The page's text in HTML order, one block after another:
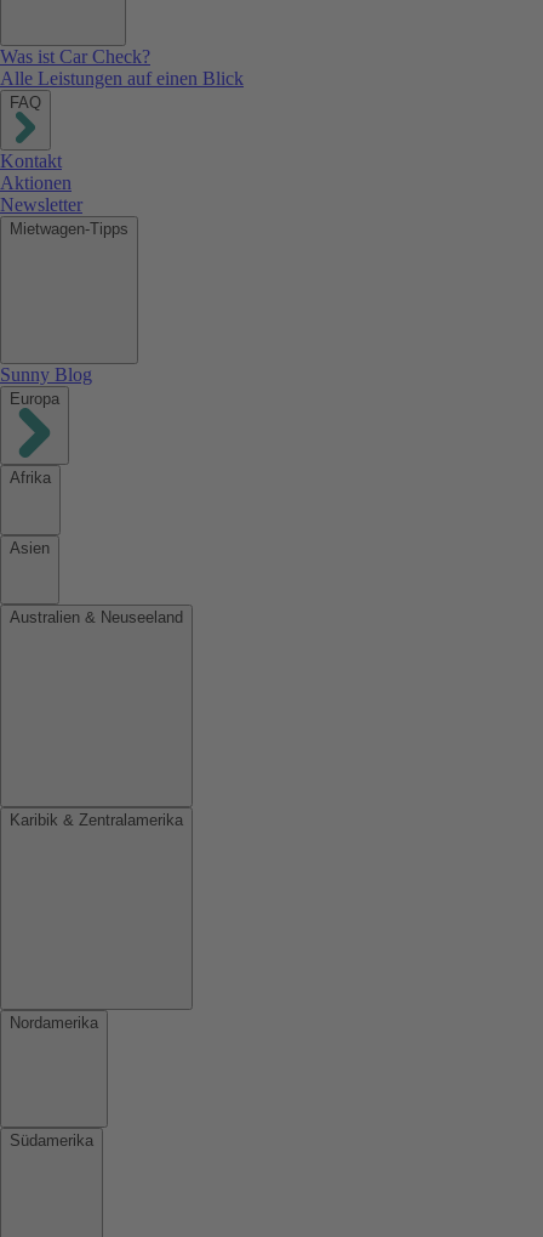
Was ist Car Check?
Alle Leistungen auf einen Blick
FAQ
Kontakt
Aktionen
Newsletter
Mietwagen-Tipps
Sunny Blog
Europa
Afrika
Asien
Australien & Neuseeland
Karibik & Zentralamerika
Nordamerika
Südamerika